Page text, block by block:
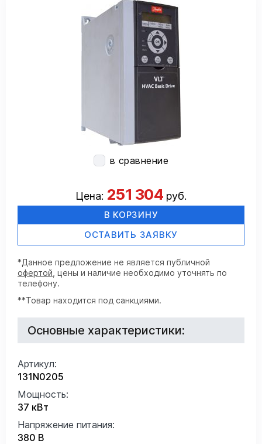
в сравнение
Цена: 251 304руб.
В КОРЗИНУ
ОСТАВИТЬ ЗАЯВКУ
*Данное предложение не является публичной
офертой , цены и наличие необходимо уточнять по
телефону.
**Товар находится под санкциями.
Основные характеристики:
Артикул:
131N0205
Мощность:
37 кВт
Напряжение питания:
380 В